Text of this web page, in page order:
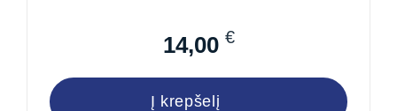
14,00 €
Į krepšelį